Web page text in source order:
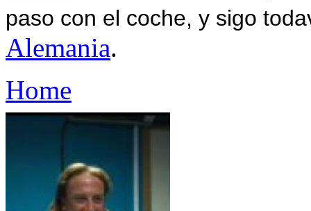
paso con el coche, y sigo
Alemania.
Home